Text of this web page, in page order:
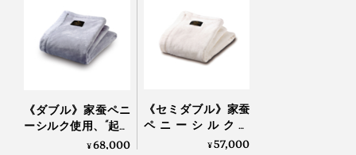
《ダブル》家蚕ペニ
ーシルク使用、“起毛
の匠”が磨き上げる、
¥68,000
《セミダブル》家蚕
ペニーシルク使
用、“起毛の匠”が磨
¥57,000